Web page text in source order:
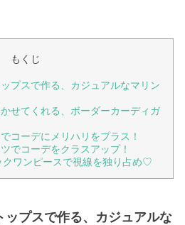
もくじ
プスで作る、カジュアルなマリン
せてくれる、ボーダーカーディガ
コーデにメリハリをプラス！
でコーデをクラスアップ！
クワンピースで視線を独り占め♡
ップスで作る、カジュアルな